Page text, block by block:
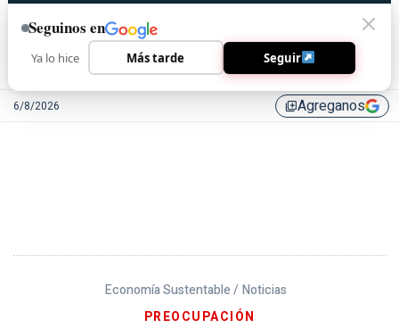
6/8/2026 library_addAgreganos
Economía Sustentable / Noticias
PREOCUPACIÓN
Seguinos en
Ya lo hice Más tarde Seguir